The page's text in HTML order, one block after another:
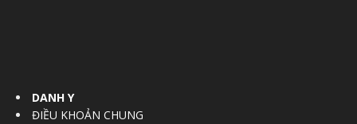
DANH Y
ĐIỀU KHOẢN CHUNG